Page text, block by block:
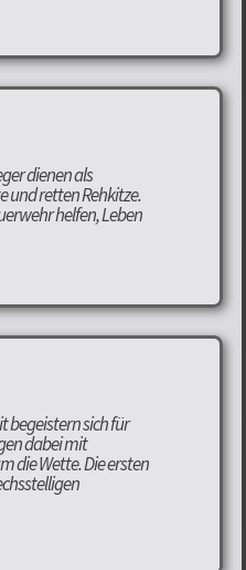
dienen als
und retten Rehkitze.
helfen, Leben
begeistern sich für
dabei mit
die Wette. Die ersten